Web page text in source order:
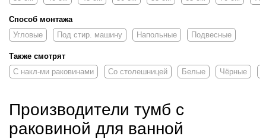
Способ монтажа
Угловые
Под стир. машину Напольные Подвесные
Также смотрят
С накл-ми раковинами
Со столешницей Белые Чёрные
Производители тумб с
раковиной для ванной